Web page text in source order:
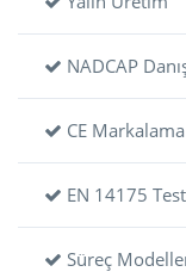
NADCAP
CE Markalama
EN 14175
Süreç